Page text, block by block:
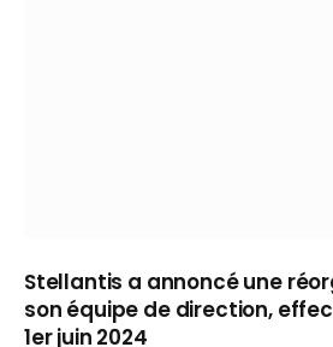
Stellantis a annoncé une
son équipe de direction,
1er juin 2024